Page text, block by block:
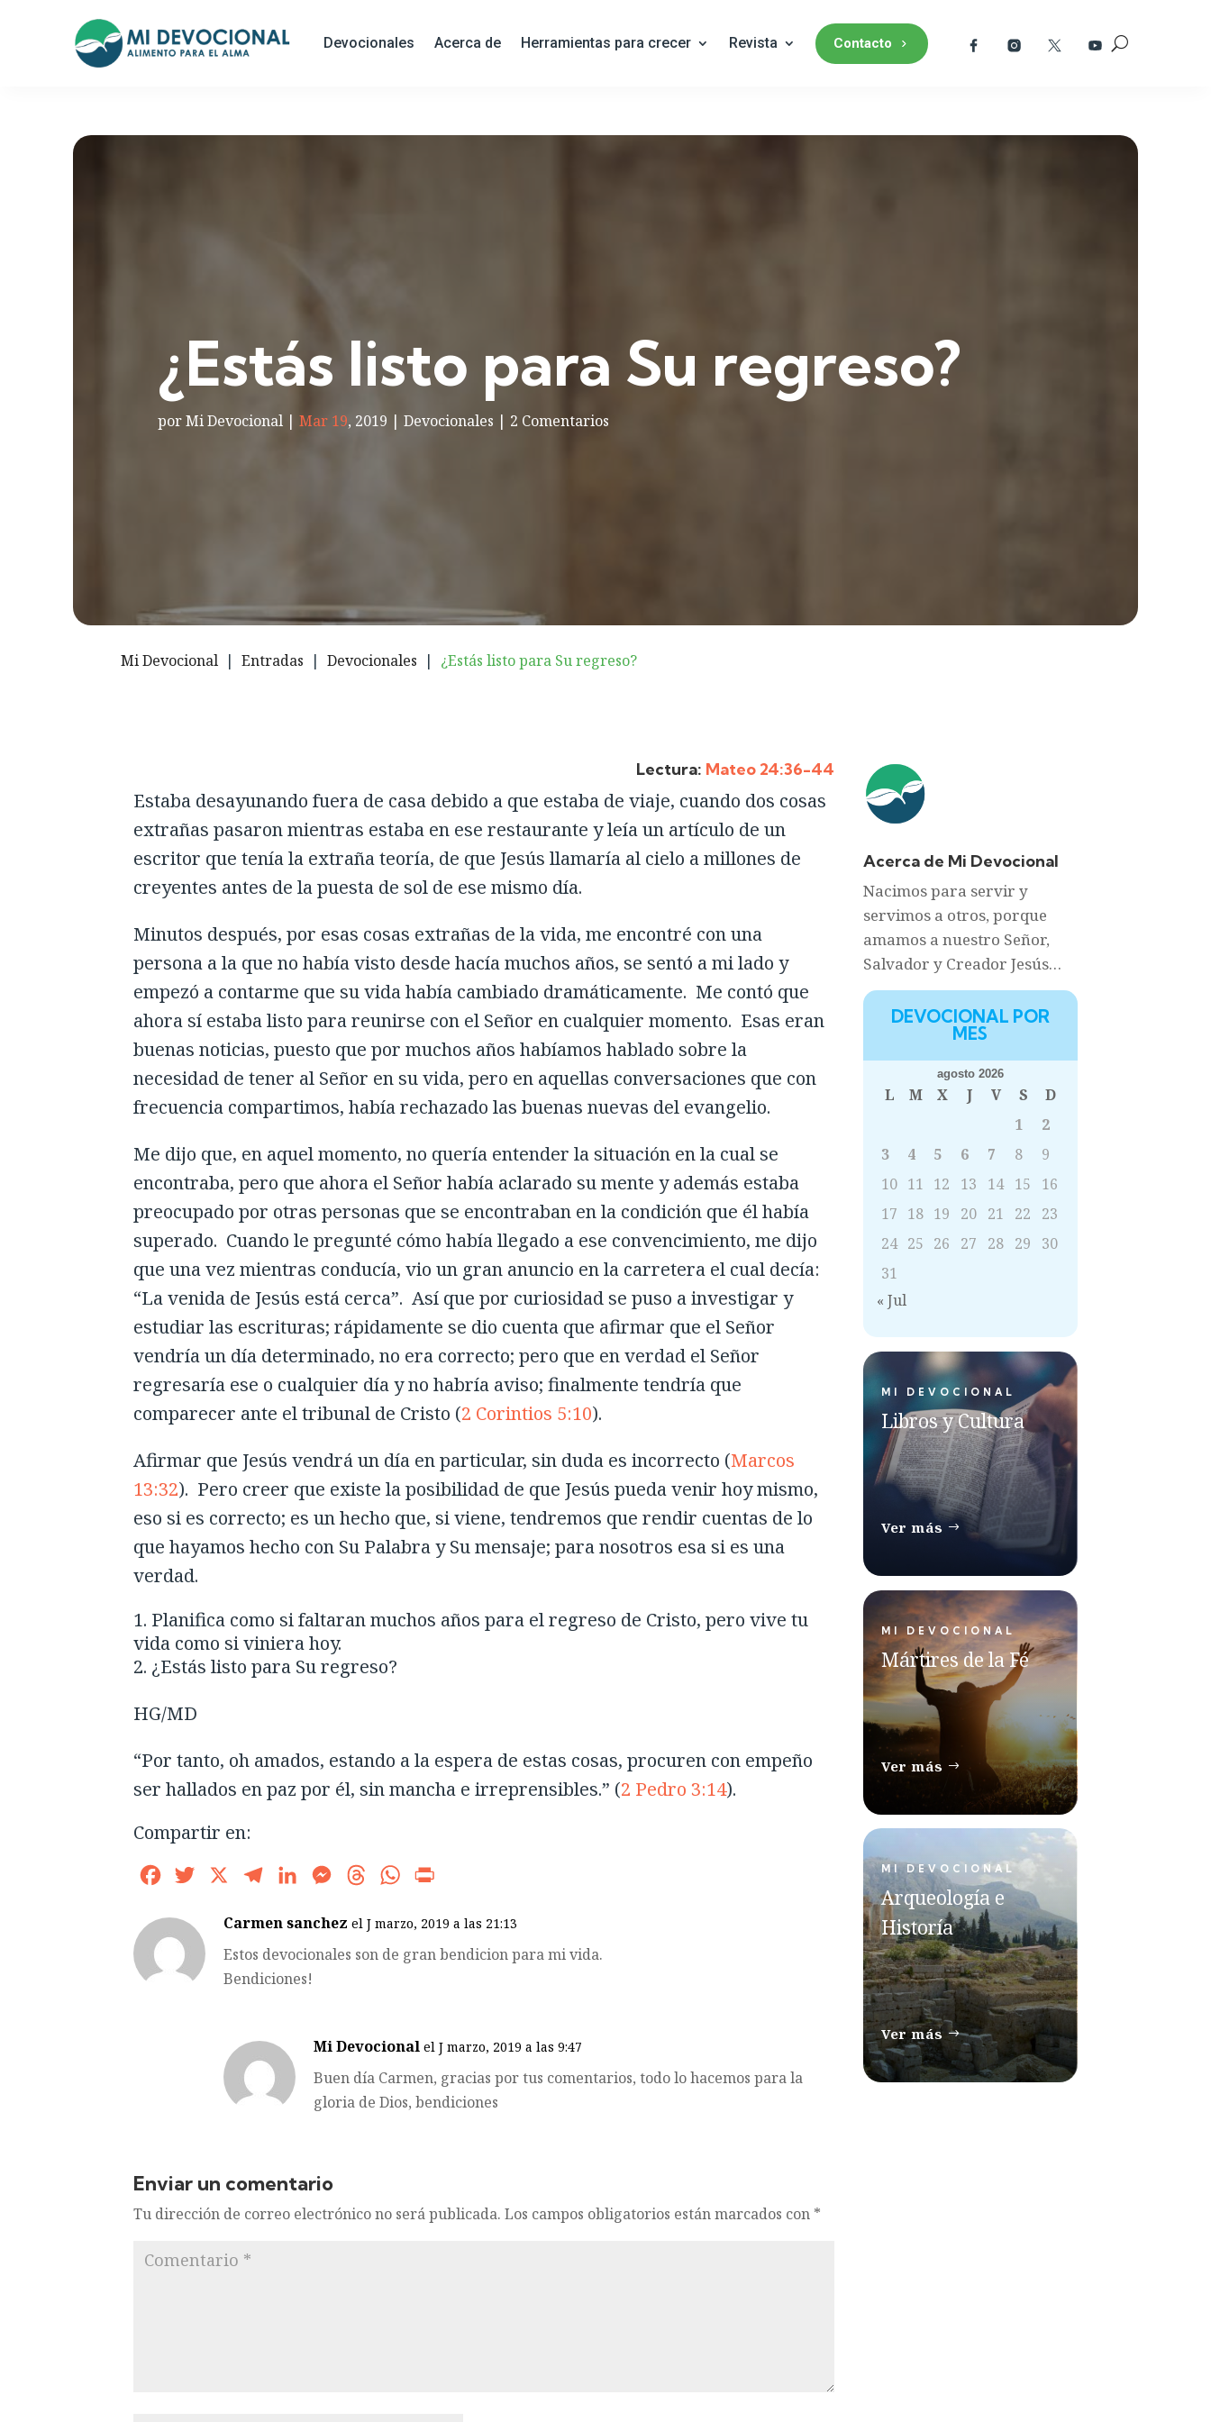
Devocionales Acerca de Herramientas para crecer Revista Contacto
¿Estás listo para Su regreso?
porMi Devocional |Mar 19, 2019 |Devocionales | 2 Comentarios
Mi Devocional | Entradas | Devocionales | ¿Estás listo para Su regreso?
Lectura: Mateo 24:36-44
Estaba desayunando fuera de casa debido a que estaba de viaje, cuando dos cosas
extrañas pasaron mientras estaba en ese restaurante y leía un artículo de un
escritor que tenía la extraña teoría, de que Jesús llamaría al cielo a millones de
creyentes antes de la puesta de sol de ese mismo día.
Minutos después, por esas cosas extrañas de la vida, me encontré con una
persona a la que no había visto desde hacía muchos años, se sentó a mi lado y
empezó a contarme que su vida había cambiado dramáticamente. Me contó que
ahora sí estaba listo para reunirse con el Señor en cualquier momento. Esas eran
buenas noticias, puesto que por muchos años habíamos hablado sobre la
necesidad de tener al Señor en su vida, pero en aquellas conversaciones que con
frecuencia compartimos, había rechazado las buenas nuevas del evangelio.
Me dijo que, en aquel momento, no quería entender la situación en la cual se
encontraba, pero que ahora el Señor había aclarado su mente y además estaba
preocupado por otras personas que se encontraban en la condición que él había
superado. Cuando le pregunté cómo había llegado a ese convencimiento, me dijo
que una vez mientras conducía, vio un gran anuncio en la carretera el cual decía:
“La venida de Jesús está cerca”. Así que por curiosidad se puso a investigar y
estudiar las escrituras; rápidamente se dio cuenta que afirmar que el Señor
vendría un día determinado, no era correcto; pero que en verdad el Señor
regresaría ese o cualquier día y no habría aviso; finalmente tendría que
comparecer ante el tribunal de Cristo (2 Corintios 5:10).
Afirmar que Jesús vendrá un día en particular, sin duda es incorrecto (Marcos
13:32). Pero creer que existe la posibilidad de que Jesús pueda venir hoy mismo,
eso si es correcto; es un hecho que, si viene, tendremos que rendir cuentas de lo
que hayamos hecho con Su Palabra y Su mensaje; para nosotros esa si es una
verdad.
Planifica como si faltaran muchos años para el regreso de Cristo, pero vive tu
vida como si viniera hoy.
¿Estás listo para Su regreso?
HG/MD
“Por tanto, oh amados, estando a la espera de estas cosas, procuren con empeño
ser hallados en paz por él, sin mancha e irreprensibles.” (2 Pedro 3:14).
Compartir en:
FacebookTwitter TelegramLinkedInMessengerThreadsWhatsApp
Carmen sanchez el J marzo, 2019 a las 21:13
Estos devocionales son de gran bendicion para mi vida.
Bendiciones!
Mi Devocional el J marzo, 2019 a las 9:47
Buen día Carmen, gracias por tus comentarios, todo lo hacemos para la
gloria de Dios, bendiciones
Enviar un comentario
Tu dirección de correo electrónico no será publicada. Los campos obligatorios están marcados con *
Acerca de Mi Devocional
Nacimos para servir y
servimos a otros, porque
amamos a nuestro Señor,
Salvador y Creador Jesús…
DEVOCIONAL POR
MES
agosto 2026
L M X J V S
D
1
2
3
4 5 6 7 8
9
10 11 12 13 14 15
16
17 18 19 20 21 22
23
24 25 26 27 28 29
30
31
« Jul
MI DEVOCIONAL
Libros y Cultura
Ver más
MI DEVOCIONAL
Mártires de la Fé
Ver más
MI DEVOCIONAL
Arqueología e
Historía
Ver más